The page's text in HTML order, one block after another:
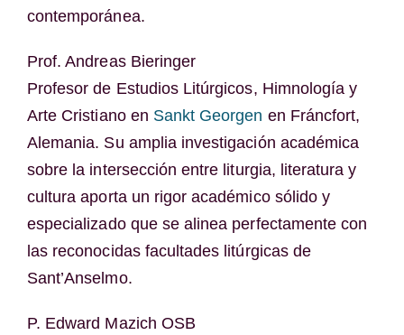
contemporánea.
Prof. Andreas Bieringer
Profesor de Estudios Litúrgicos, Himnología y
Arte Cristiano en Sankt Georgen en Fráncfort,
Alemania. Su amplia investigación académica
sobre la intersección entre liturgia, literatura y
cultura aporta un rigor académico sólido y
especializado que se alinea perfectamente con
las reconocidas facultades litúrgicas de
Sant’Anselmo.
P. Edward Mazich OSB